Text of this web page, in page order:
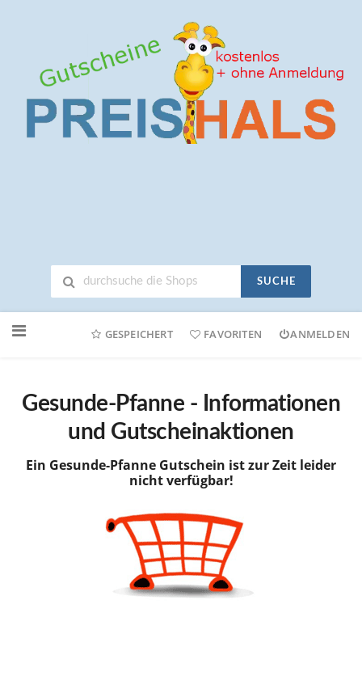
SUCHE
Online-
GESPEICHERT FAVORITEN ANMELDEN
Gesunde-Pfanne - Informationen
und Gutscheinaktionen
Ein Gesunde-Pfanne Gutschein ist zur Zeit leider
nicht verfügbar!